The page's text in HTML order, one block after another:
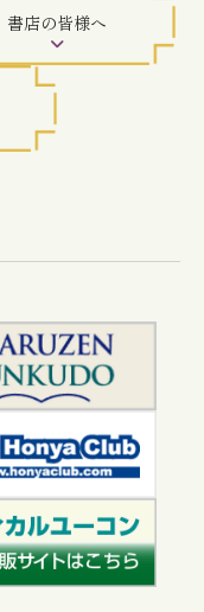
書店の皆様へ